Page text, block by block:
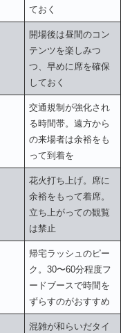
ておく
開場後は昼間のコン
テンツを楽しみつ
つ、早めに席を確保
しておく
交通規制が強化され
る時間帯。遠方から
の来場者は余裕をも
って到着を
花火打ち上げ。席に
余裕をもって着席。
立ち上がっての観覧
は禁止
帰宅ラッシュのピー
ク。30〜60分程度フ
ードブースで時間を
ずらすのがおすすめ
混雑が和らいだタイ